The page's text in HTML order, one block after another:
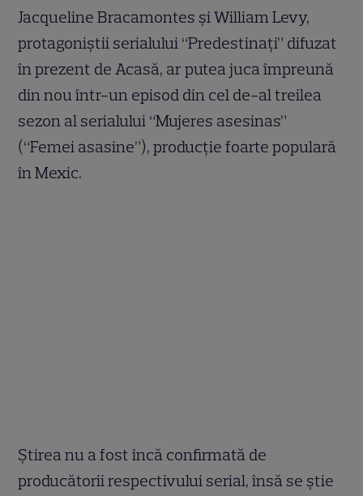
Jacqueline Bracamontes şi William Levy,
protagoniştii serialului “Predestinaţi” difuzat
în prezent de Acasă, ar putea juca împreună
din nou într-un episod din cel de-al treilea
sezon al serialului “Mujeres asesinas”
(“Femei asasine”), producţie foarte populară
în Mexic.
Ştirea nu a fost încă confirmată de
producătorii respectivului serial, însă se ştie